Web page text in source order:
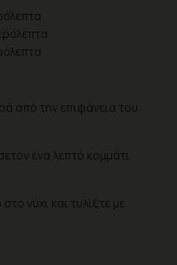
από την επιφάνεια του
ένα λεπτό κομμάτι
νύχι και τυλίξτε με